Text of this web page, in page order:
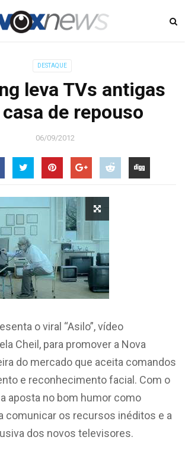
DESTAQUE
leva TVs antigas
de repouso
06/09/2012
o viral “Asilo”, vídeo
Cheil, para promover a Nova
do mercado que aceita comandos
e reconhecimento facial. Com o
aposta no bom humor como
comunicar os recursos inéditos e a
dos novos televisores.